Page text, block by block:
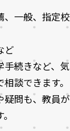
、一般、指定校
ど
手続きなど、気
談できます。
疑問も、教員が